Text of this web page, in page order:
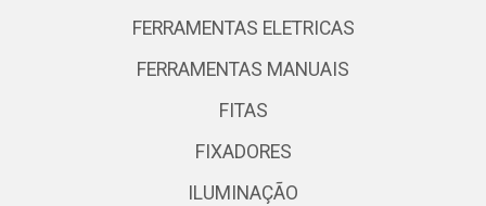
FERRAMENTAS ELETRICAS
FERRAMENTAS MANUAIS
FITAS
FIXADORES
ILUMINAÇÃO